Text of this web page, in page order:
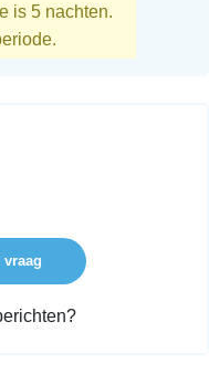
is 5 nachten.
vraag